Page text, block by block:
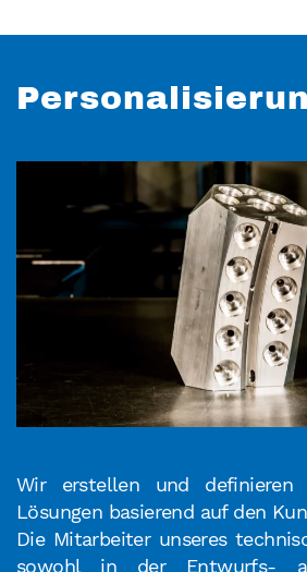
Wir erstellen und definieren
Lösungen basierend auf den
Die Mitarbeiter unseres
sowohl in der Entwurfs-